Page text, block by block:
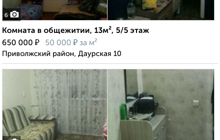
6
Комната в общежитии, 13м², 5/5 этаж
650 000 ₽ 50 000 ₽ за м²
Приволжский район, Даурская 10